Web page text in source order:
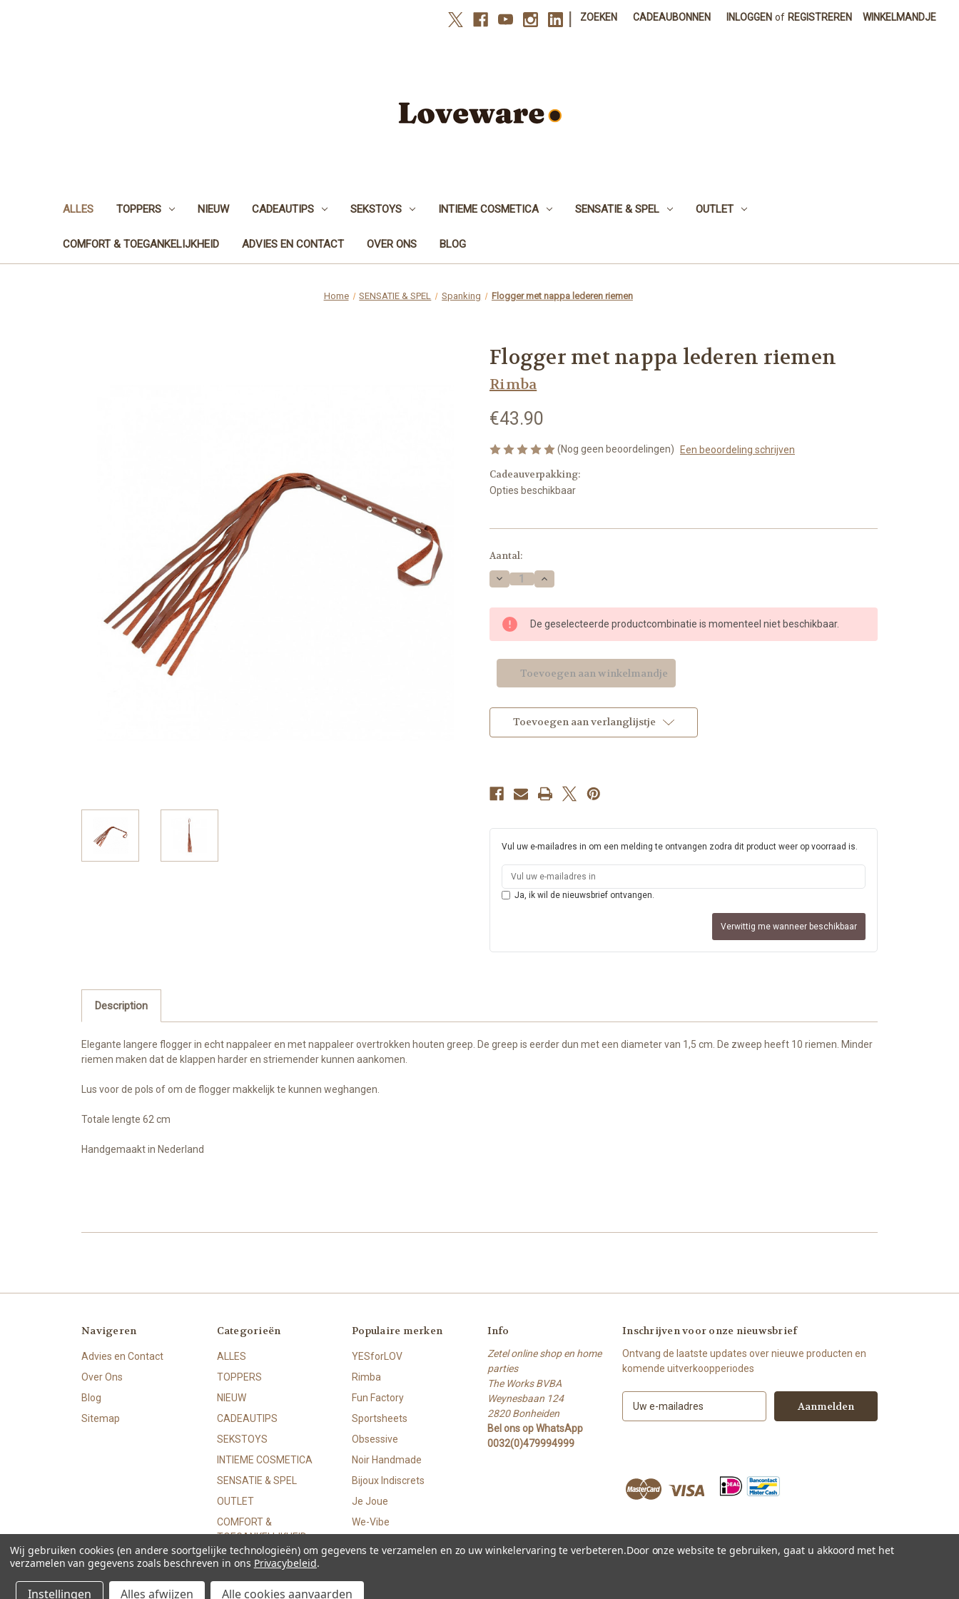
ZOEKEN CADEAUBONNEN INLOGGEN of REGISTREREN WINKELMANDJE
ALLES TOPPERS NIEUW CADEAUTIPS SEKSTOYS INTIEME COSMETICA SENSATIE & SPEL OUTLET
COMFORT & TOEGANKELIJKHEID ADVIES EN CONTACT OVER ONS BLOG
Home SENSATIE & SPEL Spanking Flogger met nappa lederen riemen
Flogger met nappa lederen riemen
Rimba
€43.90
(Nog geen beoordelingen) Een beoordeling schrijven
Cadeauverpakking:
Opties beschikbaar
Op
voorraad
Aantal:
Hoeveelheid
verlagen
Flogger
met
nappa
lederen
Hoeveelheid
verhogen
Flogger
nappa
lederen
De geselecteerde productcombinatie is momenteel niet beschikbaar.
Toevoegen aan verlanglijstje
Vul uw e-mailadres in om een melding te ontvangen zodra dit product weer op voorraad is.
Ja, ik wil de nieuwsbrief ontvangen.
Verwittig me wanneer beschikbaar
Description
Elegante langere flogger in echt nappaleer en met nappaleer overtrokken houten greep. De greep is eerder dun met een diameter van 1,5 cm. De zweep heeft 10 riemen. Minder
riemen maken dat de klappen harder en striemender kunnen aankomen.
Lus voor de pols of om de flogger makkelijk te kunnen weghangen.
Totale lengte 62 cm
Handgemaakt in Nederland
Navigeren
Advies en Contact
Over Ons
Blog
Sitemap
Categorieën
ALLES
TOPPERS
NIEUW
CADEAUTIPS
SEKSTOYS
INTIEME COSMETICA
SENSATIE & SPEL
OUTLET
COMFORT &
TOEGANKELIJKHEID
Populaire merken
YESforLOV
Rimba
Fun Factory
Sportsheets
Obsessive
Noir Handmade
Bijoux Indiscrets
Je Joue
We-Vibe
Info
Zetel online shop en home
parties
The Works BVBA
Weynesbaan 124
2820 Bonheiden
Bel ons op WhatsApp
0032(0)479994999
Inschrijven voor onze nieuwsbrief
Ontvang de laatste updates over nieuwe producten en
komende uitverkoopperiodes
a
e
s
© 2026 Loveware
Wij gebruiken cookies (en andere soortgelijke technologieën) om gegevens te verzamelen en zo uw winkelervaring te verbeteren.Door onze website te gebruiken, gaat u akkoord met het
verzamelen van gegevens zoals beschreven in ons Privacybeleid.
Instellingen Alles afwijzen Alle cookies aanvaarden